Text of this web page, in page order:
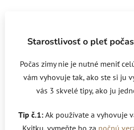
Starostlivosť o pleť
Počas zimy nie je nutné meniť
vám vyhovuje tak, ako ste si ju
vás 3 skvelé tipy, ako ju
Tip č.1: Ak používate a vyhovuje
Kvitku, vymeňte ho za nočnú